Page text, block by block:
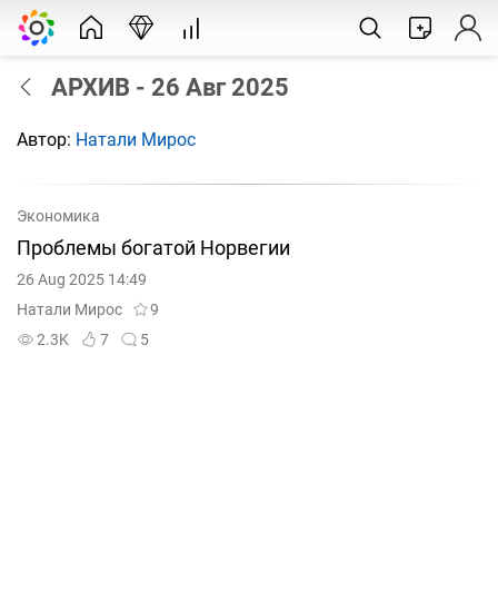
АРХИВ - 26 Авг 2025
Автор: Натали Мирос
Экономика
Проблемы богатой Норвегии
26 Aug 2025 14:49
Натали Мирос
9
2.3K
7 5